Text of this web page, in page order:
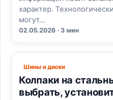
характер.
могут…
02.05.2026 · 3 мин
Шины и диски
Колпаки на
выбрать,